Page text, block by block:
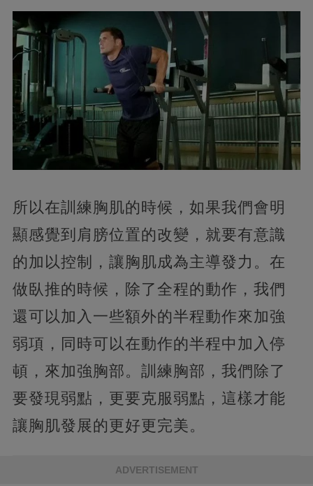
所以在訓練胸肌的時候，如果我們會明
顯感覺到肩膀位置的改變，就要有意識
的加以控制，讓胸肌成為主導發力。在
做臥推的時候，除了全程的動作，我們
還可以加入一些額外的半程動作來加強
弱項，同時可以在動作的半程中加入停
頓，來加強胸部。訓練胸部，我們除了
要發現弱點，更要克服弱點，這樣才能
讓胸肌發展的更好更完美。
ADVERTISEMENT